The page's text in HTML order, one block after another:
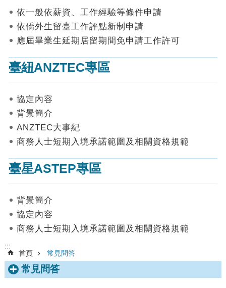
詢
見
答
統
數
據
首
網
站
覽
絡
我
們
English
依一般依薪資、工作經驗等條件申請
依僑外生留臺工作評點新制申請
應屆畢業生延期居留期間免申請工作許可
臺紐ANZTEC專區
協定內容
背景簡介
ANZTEC大事紀
商務人士短期入境承諾範圍及相關資格規範
臺星ASTEP專區
背景簡介
協定內容
商務人士短期入境承諾範圍及相關資格規範
:::
首頁 常見問答
常見問答